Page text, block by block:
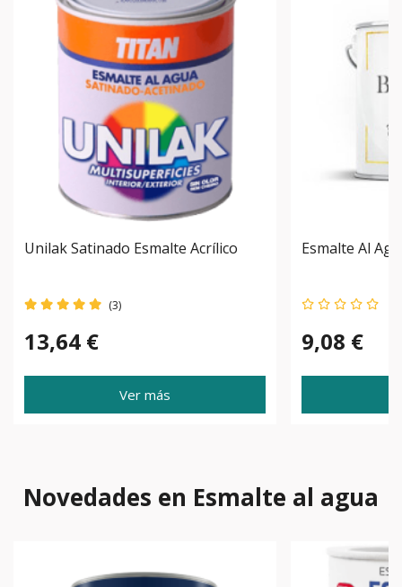
Unilak Satinado Esmalte Acrílico
(3)
13,64 €
Ver más
Esmalte Al
9,08 €
Novedades en Esmalte al agua